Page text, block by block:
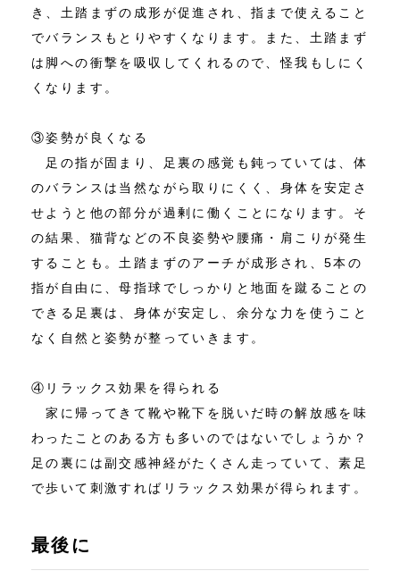
き、土踏まずの成形が促進され、指まで使えること
でバランスもとりやすくなります。また、土踏まず
は脚への衝撃を吸収してくれるので、怪我もしにく
くなります。
③姿勢が良くなる
足の指が固まり、足裏の感覚も鈍っていては、体
のバランスは当然ながら取りにくく、身体を安定さ
せようと他の部分が過剰に働くことになります。そ
の結果、猫背などの不良姿勢や腰痛・肩こりが発生
することも。土踏まずのアーチが成形され、5本の
指が自由に、母指球でしっかりと地面を蹴ることの
できる足裏は、身体が安定し、余分な力を使うこと
なく自然と姿勢が整っていきます。
④リラックス効果を得られる
家に帰ってきて靴や靴下を脱いだ時の解放感を味
わったことのある方も多いのではないでしょうか？
足の裏には副交感神経がたくさん走っていて、素足
で歩いて刺激すればリラックス効果が得られます。
最後に